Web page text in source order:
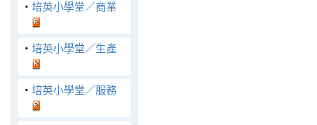
‧ 培英小學堂／商業
‧ 培英小學堂／生產
‧ 培英小學堂／服務